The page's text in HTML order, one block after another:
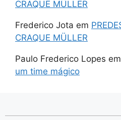
CRAQUE MÜLLER
Frederico Jota em
CRAQUE MÜLLER
Paulo Frederico Lopes em
um time mágico